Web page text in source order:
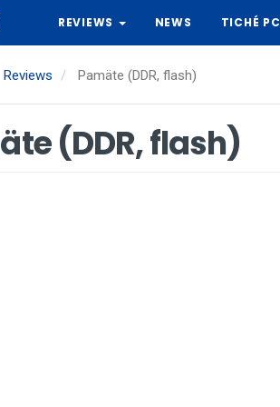
REVIEWS NEWS TICHÉ PC
Reviews Pamäte (DDR, flash)
(DDR, flash)